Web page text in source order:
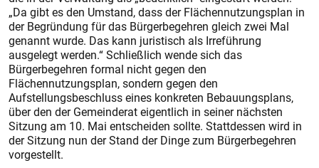
„Da gibt es den Umstand, dass der Flächennutzungsplan in
der Begründung für das Bürgerbegehren gleich zwei Mal
genannt wurde. Das kann juristisch als Irreführung
ausgelegt werden.“ Schließlich wende sich das
Bürgerbegehren formal nicht gegen den
Flächennutzungsplan, sondern gegen den
Aufstellungsbeschluss eines konkreten Bebauungsplans,
über den der Gemeinderat eigentlich in seiner nächsten
Sitzung am 10. Mai entscheiden sollte. Stattdessen wird in
der Sitzung nun der Stand der Dinge zum Bürgerbegehren
vorgestellt.